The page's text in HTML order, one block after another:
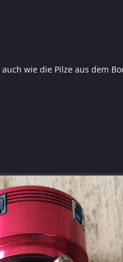
wie die Pilze aus dem